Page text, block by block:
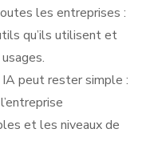
les entreprises :
qu’ils utilisent et
IA peut rester simple :
et les niveaux de